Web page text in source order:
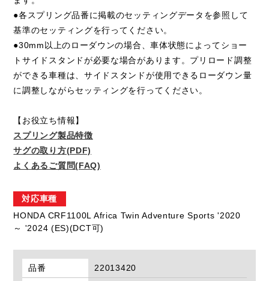
●各スプリング品番に掲載のセッティングデータを参照して
基準のセッティングを行ってください。
●30mm以上のローダウンの場合、車体状態によってショー
トサイドスタンドが必要な場合があります。プリロード調整
ができる車種は、サイドスタンドが使用できるローダウン量
に調整しながらセッティングを行ってください。
【お役立ち情報】
スプリング製品特徴
サグの取り方(PDF)
よくあるご質問(FAQ)
対応車種
HONDA CRF1100L Africa Twin Adventure Sports '2020
～ '2024 (ES)(DCT可)
品番
22013420